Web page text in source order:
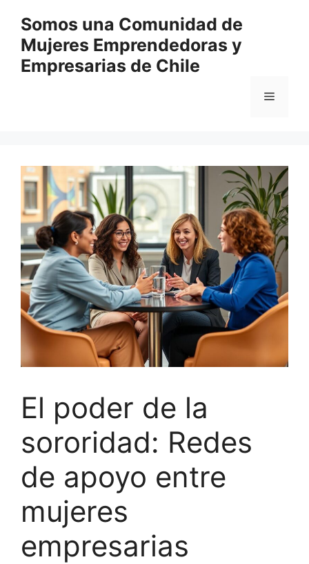
содержимому
Somos una Comunidad de
Mujeres Emprendedoras y
Empresarias de Chile
Меню
El poder de la
sororidad: Redes
de apoyo entre
mujeres
empresarias